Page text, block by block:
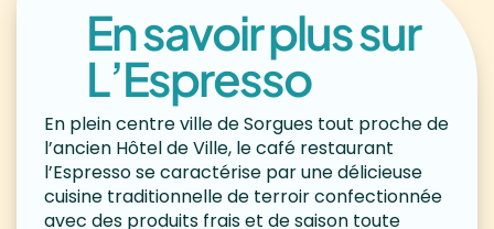
En savoir plus sur
L’Espresso
En plein centre ville de Sorgues tout proche de
l’ancien Hôtel de Ville, le café restaurant
l’Espresso se caractérise par une délicieuse
cuisine traditionnelle de terroir confectionnée
avec des produits frais et de saison toute